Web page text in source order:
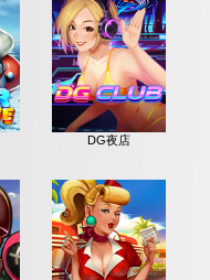
DG夜店